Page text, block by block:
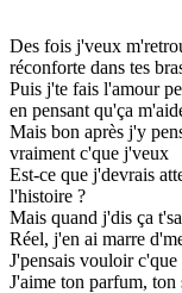
Des fois j'veux
réconforte dans tes
Puis j'te fais l'amour
en pensant qu'ça
Mais bon après j'y
vraiment c'que j'veux
Est-ce que j'devrais
l'histoire ?
Mais quand j'dis ça
Réel, j'en ai marre
J'pensais vouloir
J'aime ton parfum, ton